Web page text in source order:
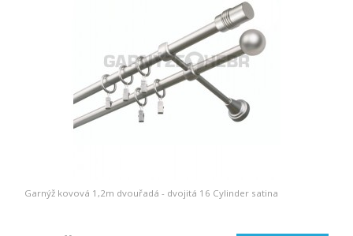
Garnýž kovová 1,2m dvouřadá - dvojitá 16 Cylinder satina